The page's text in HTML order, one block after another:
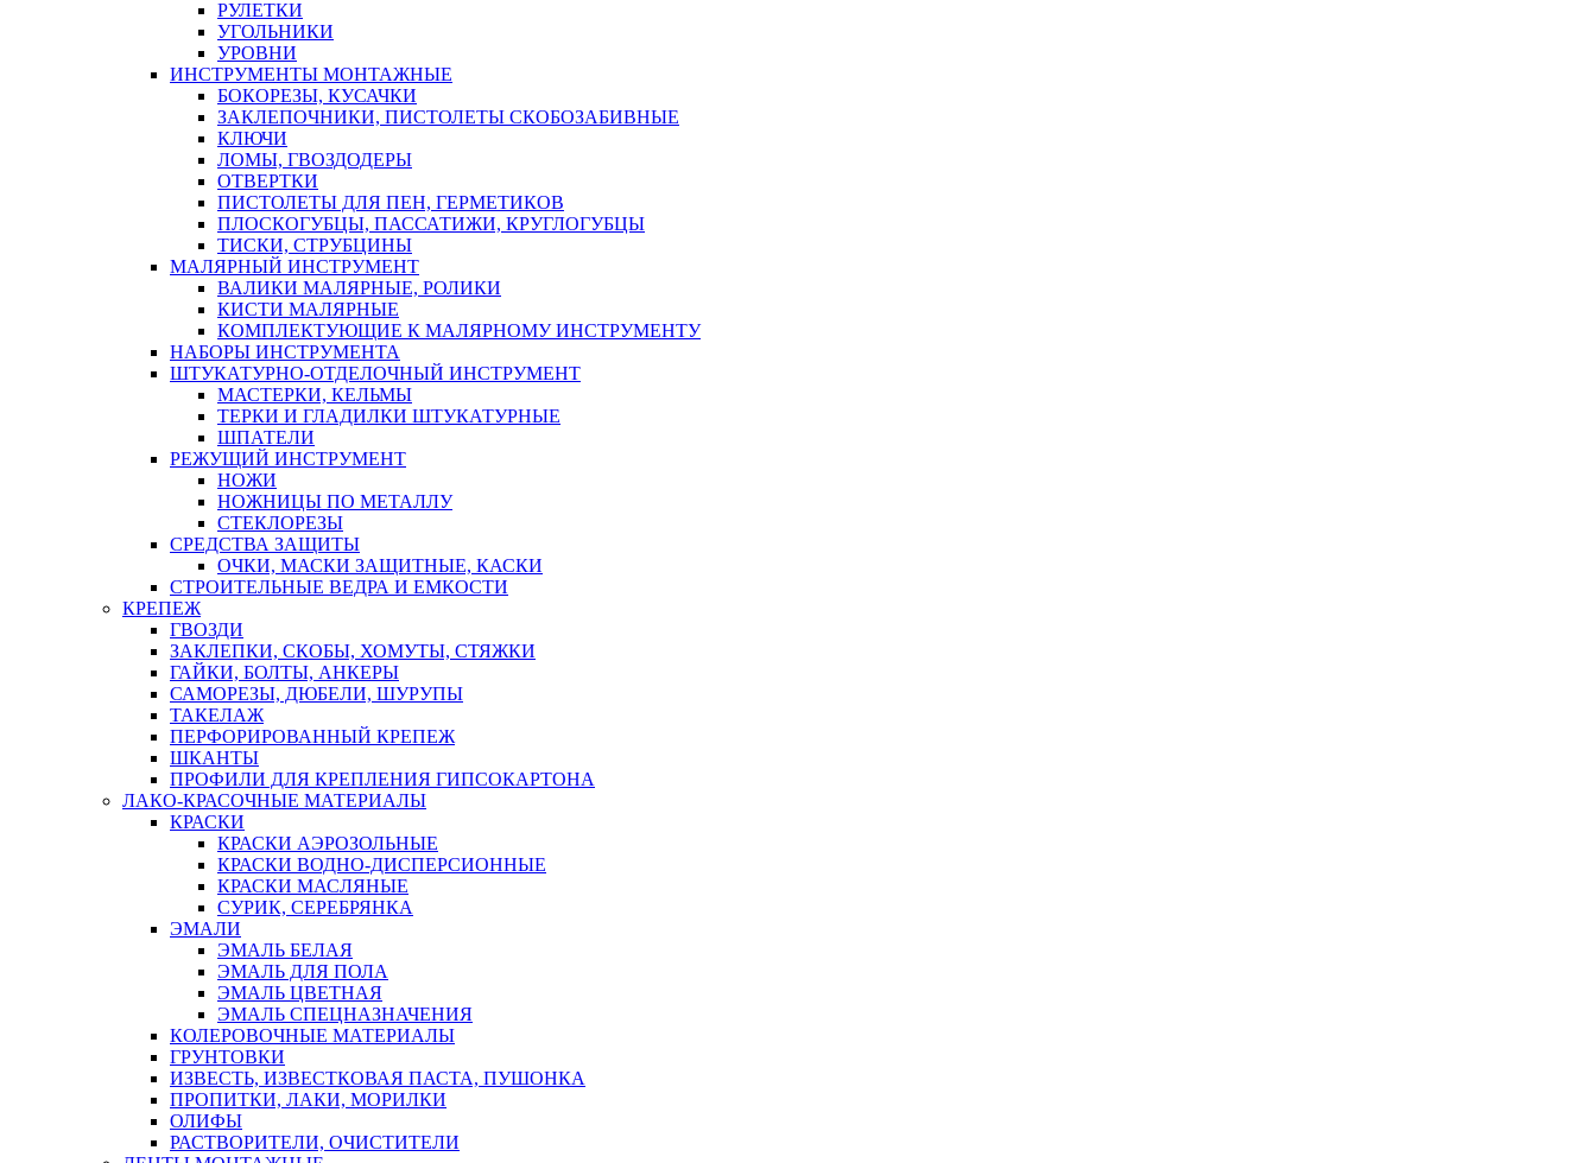
РУЛЕТКИ
УГОЛЬНИКИ
УРОВНИ
ИНСТРУМЕНТЫ МОНТАЖНЫЕ
БОКОРЕЗЫ, КУСАЧКИ
ЗАКЛЕПОЧНИКИ, ПИСТОЛЕТЫ СКОБОЗАБИВНЫЕ
КЛЮЧИ
ЛОМЫ, ГВОЗДОДЕРЫ
ОТВЕРТКИ
ПИСТОЛЕТЫ ДЛЯ ПЕН, ГЕРМЕТИКОВ
ПЛОСКОГУБЦЫ, ПАССАТИЖИ, КРУГЛОГУБЦЫ
ТИСКИ, СТРУБЦИНЫ
МАЛЯРНЫЙ ИНСТРУМЕНТ
ВАЛИКИ МАЛЯРНЫЕ, РОЛИКИ
КИСТИ МАЛЯРНЫЕ
КОМПЛЕКТУЮЩИЕ К МАЛЯРНОМУ ИНСТРУМЕНТУ
НАБОРЫ ИНСТРУМЕНТА
ШТУКАТУРНО-ОТДЕЛОЧНЫЙ ИНСТРУМЕНТ
МАСТЕРКИ, КЕЛЬМЫ
ТЕРКИ И ГЛАДИЛКИ ШТУКАТУРНЫЕ
ШПАТЕЛИ
РЕЖУЩИЙ ИНСТРУМЕНТ
НОЖИ
НОЖНИЦЫ ПО МЕТАЛЛУ
СТЕКЛОРЕЗЫ
СРЕДСТВА ЗАЩИТЫ
ОЧКИ, МАСКИ ЗАЩИТНЫЕ, КАСКИ
СТРОИТЕЛЬНЫЕ ВЕДРА И ЕМКОСТИ
КРЕПЕЖ
ГВОЗДИ
ЗАКЛЕПКИ, СКОБЫ, ХОМУТЫ, СТЯЖКИ
ГАЙКИ, БОЛТЫ, АНКЕРЫ
САМОРЕЗЫ, ДЮБЕЛИ, ШУРУПЫ
ТАКЕЛАЖ
ПЕРФОРИРОВАННЫЙ КРЕПЕЖ
ШКАНТЫ
ПРОФИЛИ ДЛЯ КРЕПЛЕНИЯ ГИПСОКАРТОНА
ЛАКО-КРАСОЧНЫЕ МАТЕРИАЛЫ
КРАСКИ
КРАСКИ АЭРОЗОЛЬНЫЕ
КРАСКИ ВОДНО-ДИСПЕРСИОННЫЕ
КРАСКИ МАСЛЯНЫЕ
СУРИК, СЕРЕБРЯНКА
ЭМАЛИ
ЭМАЛЬ БЕЛАЯ
ЭМАЛЬ ДЛЯ ПОЛА
ЭМАЛЬ ЦВЕТНАЯ
ЭМАЛЬ СПЕЦНАЗНАЧЕНИЯ
КОЛЕРОВОЧНЫЕ МАТЕРИАЛЫ
ГРУНТОВКИ
ИЗВЕСТЬ, ИЗВЕСТКОВАЯ ПАСТА, ПУШОНКА
ПРОПИТКИ, ЛАКИ, МОРИЛКИ
ОЛИФЫ
РАСТВОРИТЕЛИ, ОЧИСТИТЕЛИ